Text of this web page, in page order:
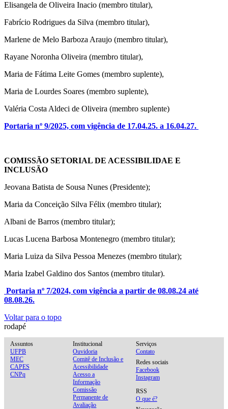
Elisangela de Oliveira Inacio (membro titular),
Fabrício Rodrigues da Silva (membro titular),
Marlene de Melo Barboza Araujo (membro titular),
Rayane Noronha Oliveira (membro titular),
Maria de Fátima Leite Gomes (membro suplente),
Maria de Lourdes Soares (membro suplente),
Valéria Costa Aldeci de Oliveira (membro suplente)
Portaria nº 9/2025, com vigência de 17.04.25. a 16.04.27.
COMISSÃO SETORIAL DE ACESSIBILIDAE E
INCLUSÃO
Jeovana Batista de Sousa Nunes (Presidente);
Maria da Conceição Silva Félix (membro titular);
Albani de Barros (membro titular);
Lucas Lucena Barbosa Montenegro (membro titular);
Maria Luiza da Silva Pessoa Menezes (membro titular);
Maria Izabel Galdino dos Santos (membro titular).
Portaria nº 7/2024, com vigência a partir de 08.08.24 até
08.08.26.
Voltar para o topo
rodapé
Assuntos
UFPB
MEC
CAPES
CNPq
Institucional
Ouvidoria
Comitê de Inclusão e
Acessibilidade
Acesso a
Informação
Comissão
Permanente de
Avaliação
Serviços
Contato
Redes sociais
Facebook
Instagram
RSS
O que é?